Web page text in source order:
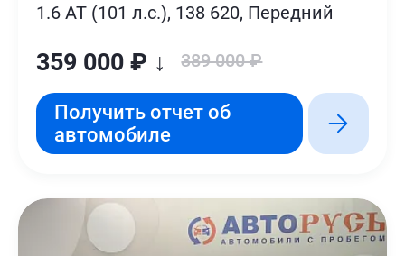
1.6 AT (101 л.с.), 138 620, Передний
359 000 ₽ ↓ 389 000 ₽
Получить отчет об
автомобиле